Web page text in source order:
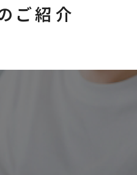
ご紹介